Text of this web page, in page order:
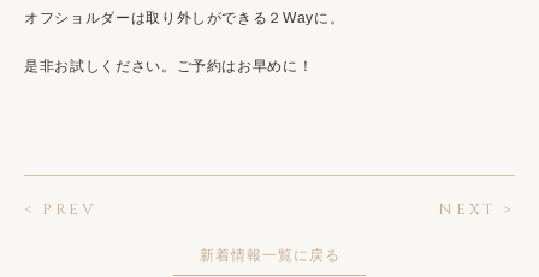
オフショルダーは取り外しができる２Wayに。
是非お試しください。ご予約はお早めに！
< PREV NEXT >
新着情報一覧に戻る